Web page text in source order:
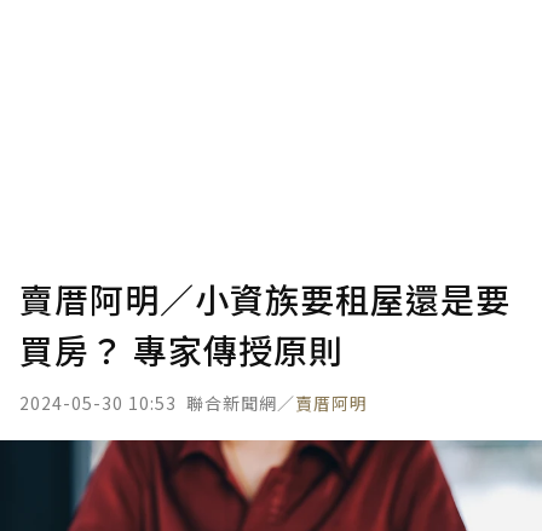
賣厝阿明／小資族要租屋還是要
買房？ 專家傳授原則
2024-05-30 10:53 聯合新聞網／賣厝阿明